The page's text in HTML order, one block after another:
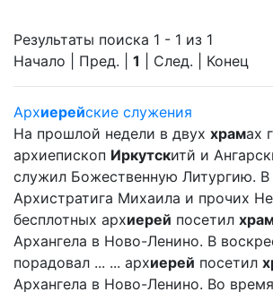
Результаты поиска 1 - 1 из 1
Начало | Пред. | 1 | След. | Конец
Архиерейские служения
На прошлой недели в двух храмах
архиепископ Иркутскитй и
служил Божественную Литургию. В
Архистратига Михаила и прочих
бесплотных архиерей посетил
Архангела в Ново-Ленино. В
порадовал ... ... архиерей посетил
Архангела в Ново-Ленино. Во